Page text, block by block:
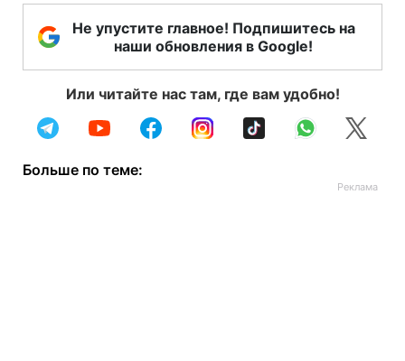
Не упустите главное! Подпишитесь на
наши обновления в Google!
Или читайте нас там, где вам удобно!
Больше по теме: